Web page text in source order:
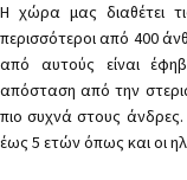
Η χώρα μας διαθέτει
περισσότεροι από 400
από αυτούς είναι
απόσταση από την
πιο συχνά στους
έως 5 ετών όπως και οι